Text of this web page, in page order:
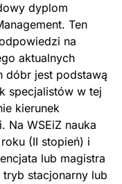
dyplom
Ten
na
aktualnych
dóbr jest podstawą
specjalistów w tej
kierunek
Na WSEiZ nauka
(II stopień) i
lub magistra
stacjonarny lub